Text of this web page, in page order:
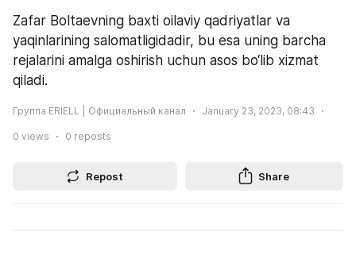
Zafar Boltaevning baxti oilaviy qadriyatlar va
yaqinlarining salomatligidadir, bu esa uning barcha
rejalarini amalga oshirish uchun asos bo‘lib xizmat
qiladi.
Группа ERIELL | Официальный канал January 23, 2023, 08:43
0 views 0 reposts
Repost Share